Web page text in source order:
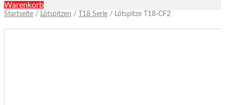
Warenkorb
Startseite / Lötspitzen / T18 Serie / Lötspitze T18-CF2